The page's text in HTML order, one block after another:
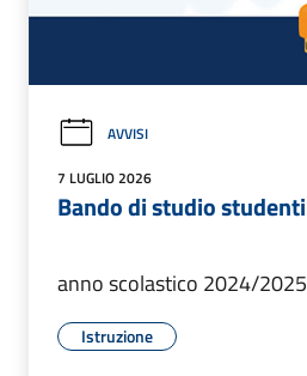
AVVISI
7 LUGLIO 2026
Bando di studio
anno scolastico 2024/2025
Istruzione